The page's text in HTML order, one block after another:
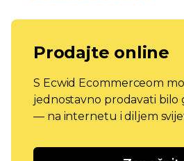
Prodajte online
S Ecwid Ecommerceom
jednostavno prodavati bilo
— na internetu i diljem